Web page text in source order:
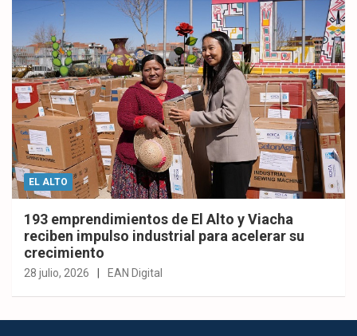
EL ALTO
193 emprendimientos de El Alto y Viacha
reciben impulso industrial para acelerar su
crecimiento
28 julio, 2026 EAN Digital